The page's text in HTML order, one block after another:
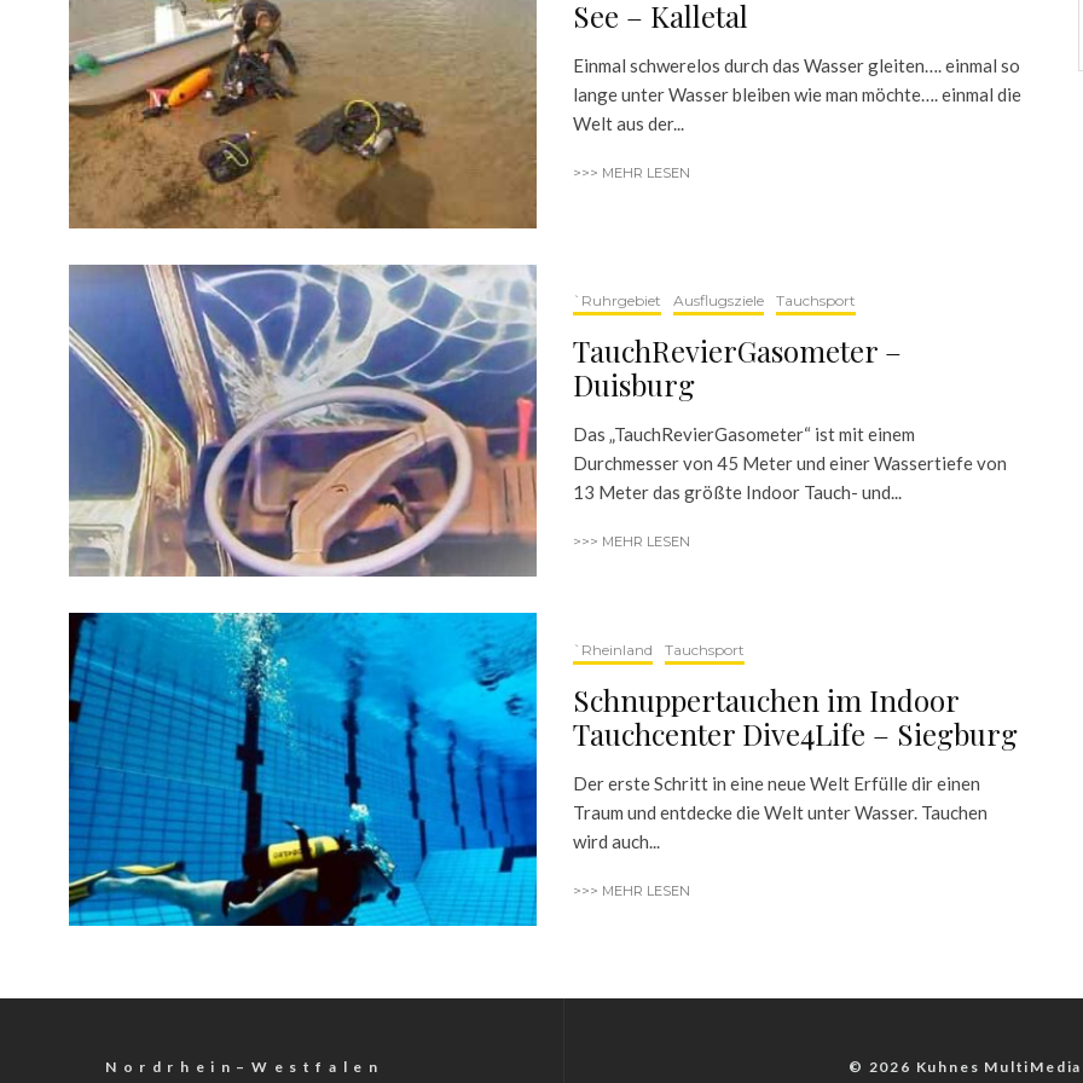
See – Kalletal
Einmal schwerelos durch das Wasser gleiten…. einmal so
lange unter Wasser bleiben wie man möchte…. einmal die
Welt aus der...
>>> MEHR LESEN
`Ruhrgebiet Ausflugsziele Tauchsport
TauchRevierGasometer –
Duisburg
Das „TauchRevierGasometer“ ist mit einem
Durchmesser von 45 Meter und einer Wassertiefe von
13 Meter das größte Indoor Tauch- und...
>>> MEHR LESEN
`Rheinland Tauchsport
Schnuppertauchen im Indoor
Tauchcenter Dive4Life – Siegburg
Der erste Schritt in eine neue Welt Erfülle dir einen
Traum und entdecke die Welt unter Wasser. Tauchen
wird auch...
>>> MEHR LESEN
N o r d r h e i n – W e s t f a l e n © 2026 Kuhnes